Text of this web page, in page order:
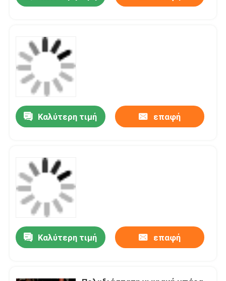
Καλύτερη τιμή επαφή
Καλύτερη τιμή επαφή